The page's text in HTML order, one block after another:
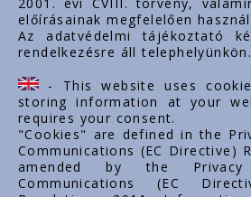
Despre noi
Documente
Contact
Carieră
előírásainak megfelelően
Az adatvédelmi tájékoztató
rendelkezésre áll telephelyünkön.
- This website uses
storing information at your
requires your consent.
"Cookies" are defined in the
Communications (EC Directive)
amended by the
Communications (EC